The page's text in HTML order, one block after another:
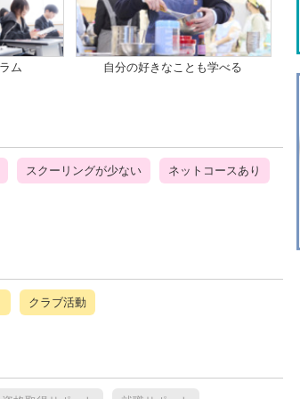
ム 自分の好きなことも学べる
スクーリングが少ない ネットコースあり
クラブ活動